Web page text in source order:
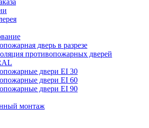
дверь в разрезе
противопожарных дверей
двери EI 30
двери EI 60
двери EI 90
монтаж